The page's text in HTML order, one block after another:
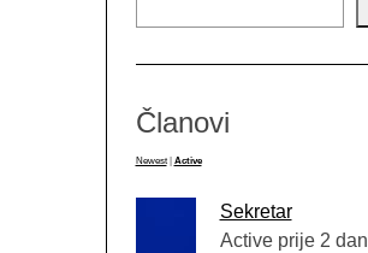
Članovi
Newest Active
Sekretar
Active prije 2